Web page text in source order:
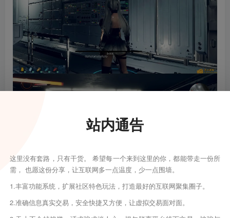
©版权声明
版权声明
站内通告
这里没有套路，只有干货。 希望每一个来到这里的你，都能带走一份所
需， 也愿这份分享，让互联网多一点温度，少一点围墙。
1.丰富功能系统，扩展社区特色玩法，打造最好的互联网聚集圈子。
2.准确信息真实交易，安全快捷又方便，让虚拟交易面对面。